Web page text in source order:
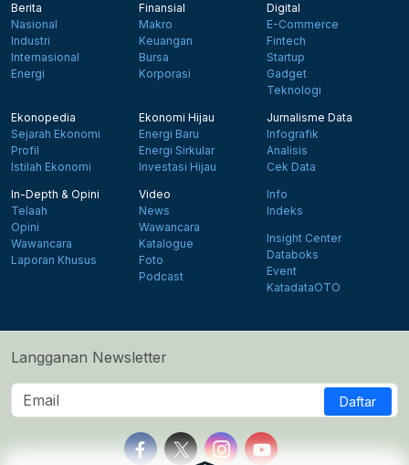
Berita
Nasional
Industri
Internasional
Energi
Finansial
Makro
Keuangan
Bursa
Korporasi
Digital
E-Commerce
Fintech
Startup
Gadget
Teknologi
Ekonopedia
Sejarah Ekonomi
Profil
Istilah Ekonomi
Ekonomi Hijau
Energi Baru
Energi Sirkular
Investasi Hijau
Jurnalisme Data
Infografik
Analisis
Cek Data
In-Depth & Opini
Telaah
Opini
Wawancara
Laporan Khusus
Video
News
Wawancara
Katalogue
Foto
Podcast
Info
Indeks
Insight Center
Databoks
Event
KatadataOTO
Langganan Newsletter
Daftar
Follow us on Facebook
Follow us on X
Follow us on Instagram
Follow us on